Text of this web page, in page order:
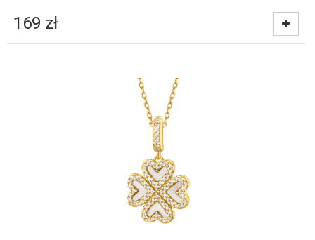
169 zł